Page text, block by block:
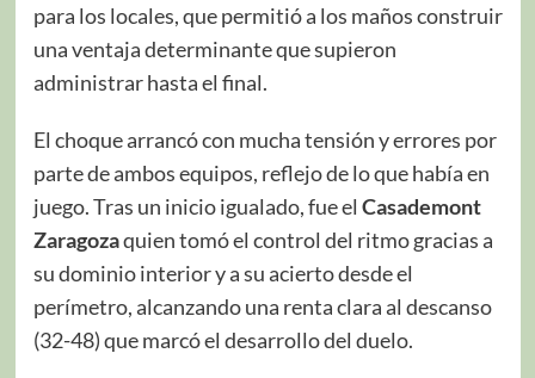
para los locales, que permitió a los maños construir
una ventaja determinante que supieron
administrar hasta el final.
El choque arrancó con mucha tensión y errores por
parte de ambos equipos, reflejo de lo que había en
juego. Tras un inicio igualado, fue el Casademont
Zaragozaquien tomó el control del ritmo gracias a
su dominio interior y a su acierto desde el
perímetro, alcanzando una renta clara al descanso
(32-48) que marcó el desarrollo del duelo.